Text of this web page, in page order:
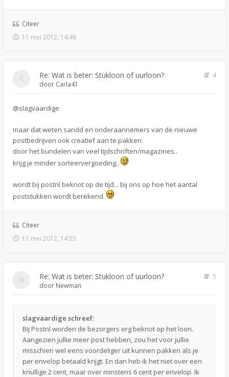
Citeer
11 mei 2012, 14:48
Re: Wat is beter: Stukloon of uurloon?
4
door Carla41
@slagvaardige
maar dat weten sandd en onderaannemers van de nieuwe
postbedrijven ook creatief aan te pakken
door het bundelen van veel tijdschriften/magazines..
krijg je minder sorteervergoeding..
wordt bij postnl beknot op de tijd... bij ons op hoe het aantal
poststukken wordt berekend.
Citeer
11 mei 2012, 14:55
Re: Wat is beter: Stukloon of uurloon?
5
door Newman
slagvaardige schreef:
Bij Postnl worden de bezorgers erg beknot op het loon.
Aangezien jullie meer post hebben, zou het voor jullie
misschien wel eens voordeliger uit kunnen pakken als je
per envelop betaald krijgt. En dan heb ik het niet over een
knullige 2 cent, maar over minstens 6 cent per envelop. Ik